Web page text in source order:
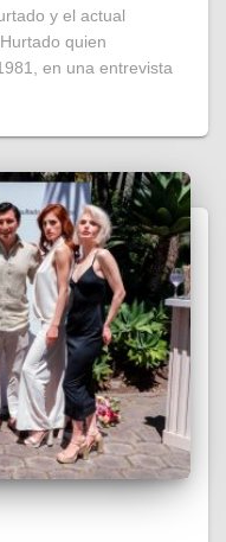
y el actual
quien
en una entrevista